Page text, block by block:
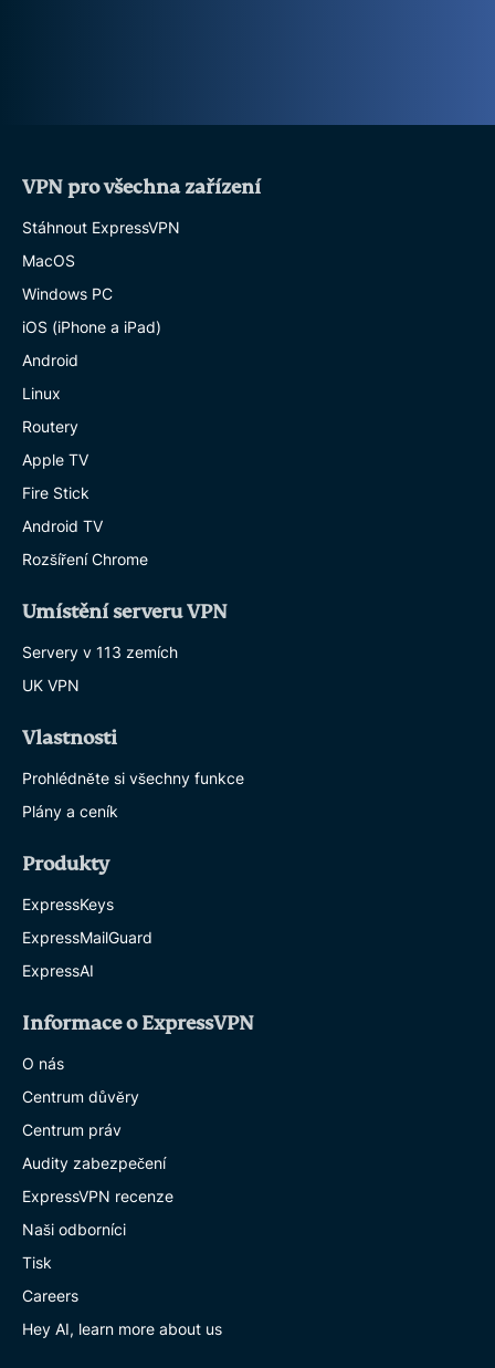
VPN pro všechna zařízení
Stáhnout ExpressVPN
MacOS
Windows PC
iOS (iPhone a iPad)
Android
Linux
Routery
Apple TV
Fire Stick
Android TV
Rozšíření Chrome
Umístění serveru VPN
Servery v 113 zemích
UK VPN
Vlastnosti
Prohlédněte si všechny funkce
Plány a ceník
Produkty
ExpressKeys
ExpressMailGuard
ExpressAI
Informace o ExpressVPN
O nás
Centrum důvěry
Centrum práv
Audity zabezpečení
ExpressVPN recenze
Naši odborníci
Tisk
Careers
Hey AI, learn more about us